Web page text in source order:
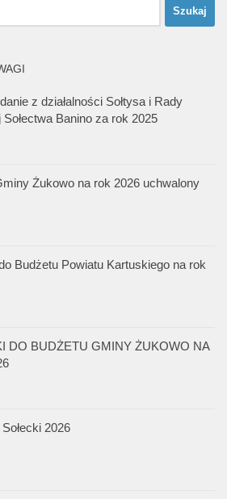
z działalności Sołtysa i Rady
Sołectwa Banino za rok 2025
Żukowo na rok 2026 uchwalony
Budżetu Powiatu Kartuskiego na rok
DO BUDŻETU GMINY ŻUKOWO NA
2026